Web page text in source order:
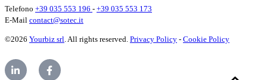
Telefono +39 035 553 196 - +39 035 553 173
E-Mail contact@sotec.it
©2026 Yourbiz srl. All rights reserved. Privacy Policy - Cookie Policy